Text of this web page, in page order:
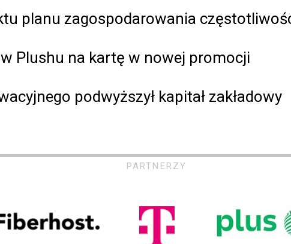
planu zagospodarowania
Plushu na kartę w nowej promocji
podwyższył kapitał zakładowy
PARTNERZY